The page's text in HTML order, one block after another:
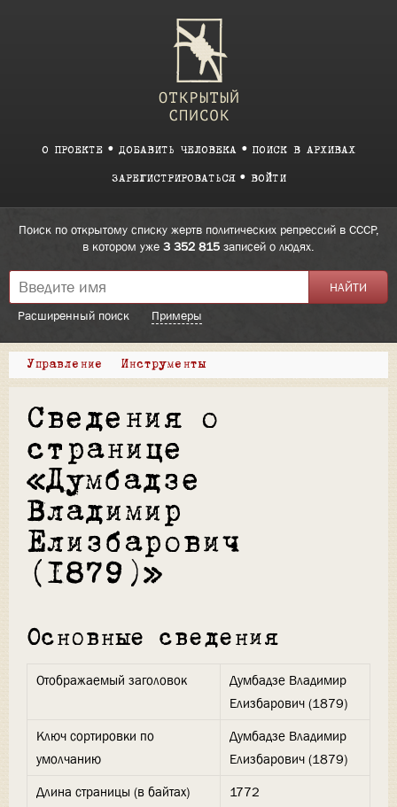
О ПРОЕКТЕ ДОБАВИТЬ ЧЕЛОВЕКА ПОИСК В АРХИВАХ
ЗАРЕГИСТРИРОВАТЬСЯ ВОЙТИ
Поиск по открытому списку жертв политических репрессий в СССР,
в котором уже 3 352 815 записей о людях.
Расширенный поиск Примеры
Управление Инструменты
Сведения о
странице
«Думбадзе
Владимир
Елизбарович
(1879)»
Основные сведения
Отображаемый заголовок
Думбадзе Владимир
Елизбарович (1879)
Ключ сортировки по
умолчанию
Думбадзе Владимир
Елизбарович (1879)
Длина страницы (в байтах)
1772